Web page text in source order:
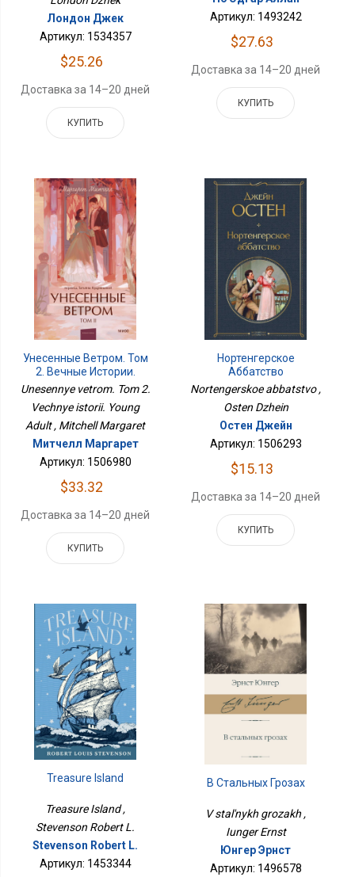
Лондон Джек
Артикул: 1534357
$25.26
Доставка за 14–20 дней
КУПИТЬ
Артикул: 1493242
$27.63
Доставка за 14–20 дней
КУПИТЬ
Унесенные Ветром. Том
2. Вечные Истории.
Young Adult
Unesennye vetrom. Tom 2.
Vechnye istorii. Young
Adult , Mitchell Margaret
Митчелл Маргарет
Артикул: 1506980
$33.32
Доставка за 14–20 дней
КУПИТЬ
Нортенгерское
Аббатство
Nortengerskoe abbatstvo ,
Osten Dzhein
Остен Джейн
Артикул: 1506293
$15.13
Доставка за 14–20 дней
КУПИТЬ
Treasure Island
Treasure Island ,
Stevenson Robert L.
Stevenson Robert L.
Артикул: 1453344
В Стальных Грозах
V stal'nykh grozakh ,
Iunger Ernst
Юнгер Эрнст
Артикул: 1496578